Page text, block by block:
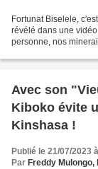
Fortunat Biselele,
révélé dans une
personne, nos
Avec son
Kiboko évite
Kinshasa !
Publié le 21/07/2023
Par Freddy Mulongo,